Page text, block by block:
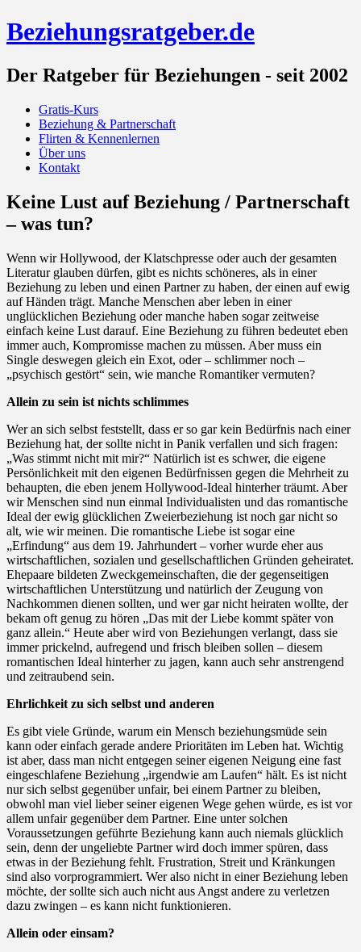
Beziehungsratgeber.de
Der Ratgeber für Beziehungen - seit 2002
Gratis-Kurs
Beziehung & Partnerschaft
Flirten & Kennenlernen
Über uns
Kontakt
Keine Lust auf Beziehung / Partnerschaft
– was tun?
Wenn wir Hollywood, der Klatschpresse oder auch der gesamten
Literatur glauben dürfen, gibt es nichts schöneres, als in einer
Beziehung zu leben und einen Partner zu haben, der einen auf ewig
auf Händen trägt. Manche Menschen aber leben in einer
unglücklichen Beziehung oder manche haben sogar zeitweise
einfach keine Lust darauf. Eine Beziehung zu führen bedeutet eben
immer auch, Kompromisse machen zu müssen. Aber muss ein
Single deswegen gleich ein Exot, oder – schlimmer noch –
„psychisch gestört“ sein, wie manche Romantiker vermuten?
Allein zu sein ist nichts schlimmes
Wer an sich selbst feststellt, dass er so gar kein Bedürfnis nach einer
Beziehung hat, der sollte nicht in Panik verfallen und sich fragen:
„Was stimmt nicht mit mir?“ Natürlich ist es schwer, die eigene
Persönlichkeit mit den eigenen Bedürfnissen gegen die Mehrheit zu
behaupten, die eben jenem Hollywood-Ideal hinterher träumt. Aber
wir Menschen sind nun einmal Individualisten und das romantische
Ideal der ewig glücklichen Zweierbeziehung ist noch gar nicht so
alt, wie wir meinen. Die romantische Liebe ist sogar eine
„Erfindung“ aus dem 19. Jahrhundert – vorher wurde eher aus
wirtschaftlichen, sozialen und gesellschaftlichen Gründen geheiratet.
Ehepaare bildeten Zweckgemeinschaften, die der gegenseitigen
wirtschaftlichen Unterstützung und natürlich der Zeugung von
Nachkommen dienen sollten, und wer gar nicht heiraten wollte, der
bekam oft genug zu hören „Das mit der Liebe kommt später von
ganz allein.“ Heute aber wird von Beziehungen verlangt, dass sie
immer prickelnd, aufregend und frisch bleiben sollen – diesem
romantischen Ideal hinterher zu jagen, kann auch sehr anstrengend
und zeitraubend sein.
Ehrlichkeit zu sich selbst und anderen
Es gibt viele Gründe, warum ein Mensch beziehungsmüde sein
kann oder einfach gerade andere Prioritäten im Leben hat. Wichtig
ist aber, dass man nicht entgegen seiner eigenen Neigung eine fast
eingeschlafene Beziehung „irgendwie am Laufen“ hält. Es ist nicht
nur sich selbst gegenüber unfair, bei einem Partner zu bleiben,
obwohl man viel lieber seiner eigenen Wege gehen würde, es ist vor
allem unfair gegenüber dem Partner. Eine unter solchen
Voraussetzungen geführte Beziehung kann auch niemals glücklich
sein, denn der ungeliebte Partner wird doch immer spüren, dass
etwas in der Beziehung fehlt. Frustration, Streit und Kränkungen
sind also vorprogrammiert. Wer also nicht in einer Beziehung leben
möchte, der sollte sich auch nicht aus Angst andere zu verletzen
dazu zwingen – es kann nicht funktionieren.
Allein oder einsam?